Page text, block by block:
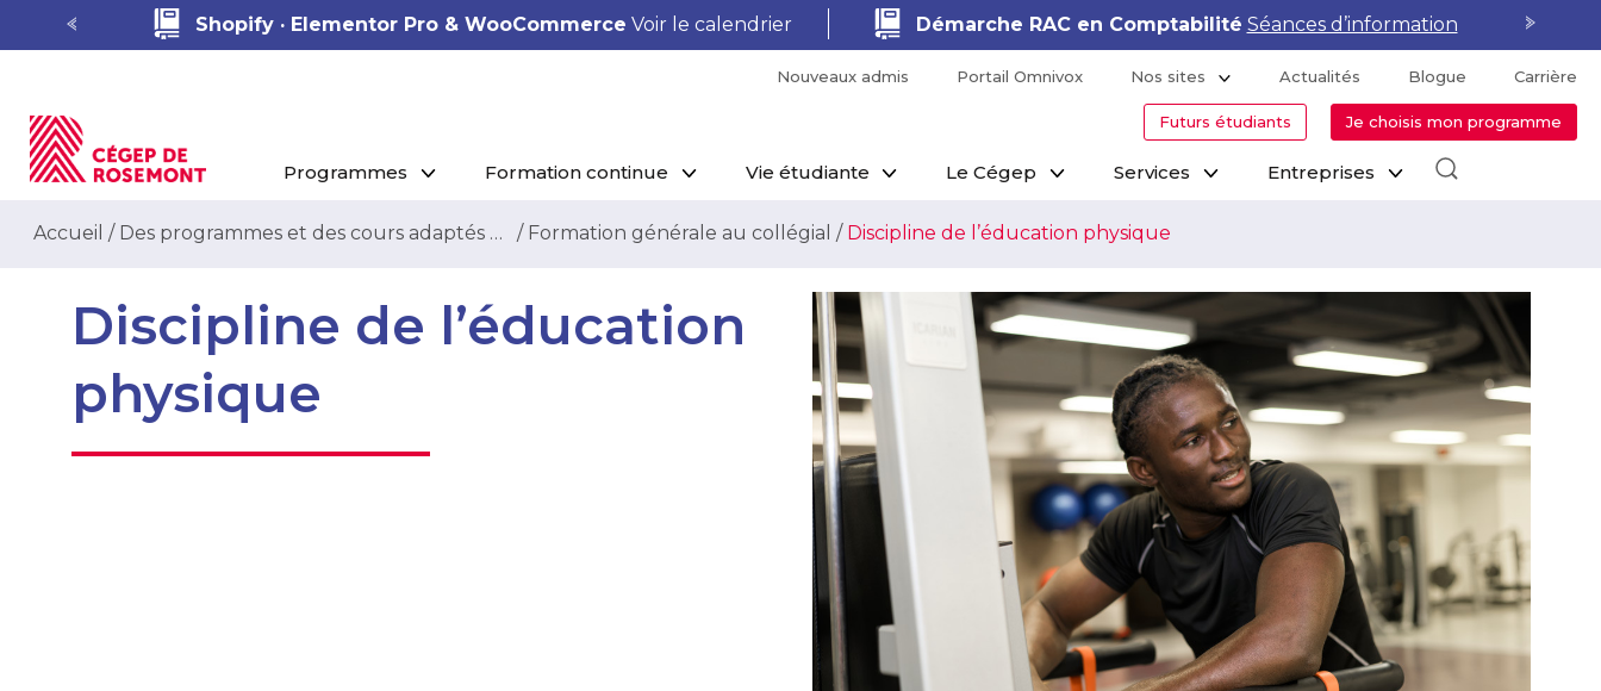
Shopify · Elementor Pro & WooCommerce Voir le calendrier Démarche RAC en Comptabilité Séances d’information
Nouveaux admis Portail Omnivox Nos sites Actualités Blogue Carrière
Futurs étudiants Je choisis mon programme
Programmes Formation continue Vie étudiante Le Cégep Services Entreprises
Accueil / Des programmes et des cours adaptés à votre besoin / Formation générale au collégial / Discipline de l’éducation physique
Discipline de l’éducation
physique